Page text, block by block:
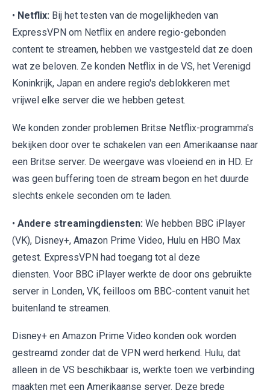
• Netflix: Bij het testen van de mogelijkheden van
ExpressVPN om Netflix en andere regio-gebonden
content te streamen, hebben we vastgesteld dat ze doen
wat ze beloven. Ze konden Netflix in de VS, het Verenigd
Koninkrijk, Japan en andere regio's deblokkeren met
vrijwel elke server die we hebben getest.
We konden zonder problemen Britse Netflix-programma's
bekijken door over te schakelen van een Amerikaanse naar
een Britse server. De weergave was vloeiend en in HD. Er
was geen buffering toen de stream begon en het duurde
slechts enkele seconden om te laden.
• Andere streamingdiensten: We hebben BBC iPlayer
(VK), Disney+, Amazon Prime Video, Hulu en HBO Max
getest. ExpressVPN had toegang tot al deze
diensten. Voor BBC iPlayer werkte de door ons gebruikte
server in Londen, VK, feilloos om BBC-content vanuit het
buitenland te streamen.
Disney+ en Amazon Prime Video konden ook worden
gestreamd zonder dat de VPN werd herkend. Hulu, dat
alleen in de VS beschikbaar is, werkte toen we verbinding
maakten met een Amerikaanse server. Deze brede